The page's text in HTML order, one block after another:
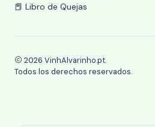
📕 Libro de Quejas
2026 VinhAlvarinho.pt.
Todos los derechos reservados.